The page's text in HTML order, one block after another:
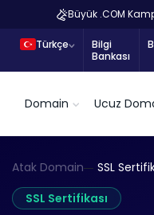
Büyük .COM
Türkçe
Bilgi
Bankası
Domain Ucuz
Atak Domain
SSL
SSL Sertifikası